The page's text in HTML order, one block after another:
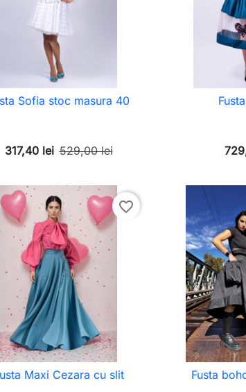
Sofia stoc masura 40
317,40 lei 529,00 lei
favorite_border
Maxi Cezara cu slit Fusta